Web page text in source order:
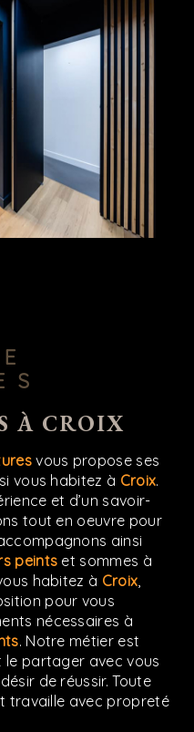
À CROIX
vous propose ses
vous habitez à Croix.
et d’un savoir-
tout en oeuvre pour
ainsi
peints et sommes à
habitez à Croix,
pour vous
nécessaires à
. Notre métier est
partager avec vous
de réussir. Toute
travaille avec propreté